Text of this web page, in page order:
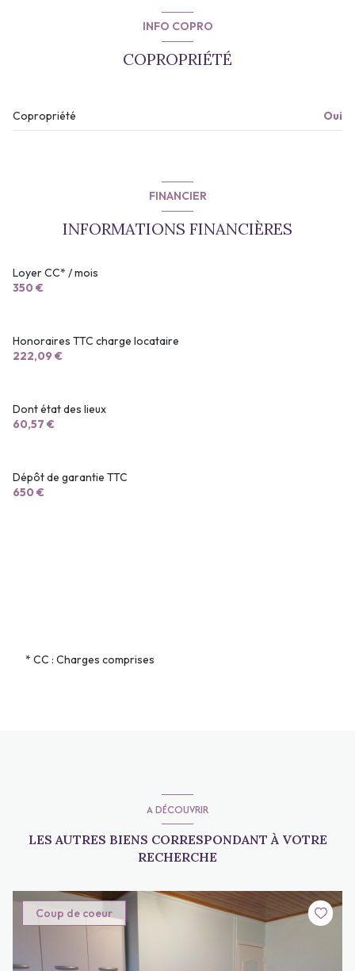
INFO COPRO
COPROPRIÉTÉ
Copropriété Oui
FINANCIER
INFORMATIONS FINANCIÈRES
Loyer CC* / mois
350 €
Honoraires TTC charge locataire
222,09 €
Dont état des lieux
60,57 €
Dépôt de garantie TTC
650 €
* CC : Charges comprises
A DÉCOUVRIR
LES AUTRES BIENS CORRESPONDANT À VOTRE
RECHERCHE
Coup de coeur